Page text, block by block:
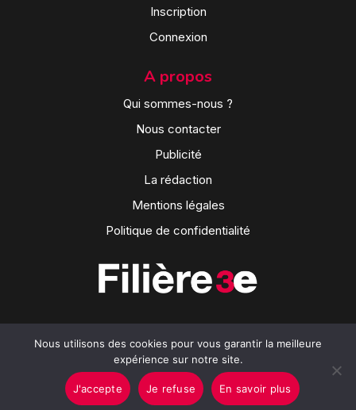
Inscription
Connexion
A propos
Qui sommes-nous ?
Nous contacter
Publicité
La rédaction
Mentions légales
Politique de confidentialité
Nous utilisons des cookies pour vous garantir la meilleure
expérience sur notre site.
J'accepte Je refuse En savoir plus